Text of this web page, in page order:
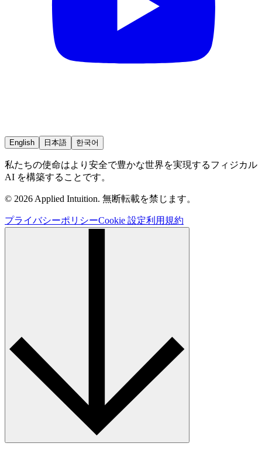
English 日本語 한국어
私たちの使命はより安全で豊かな世界を実現するフィジカル
AI を構築することです。
© 2026 Applied Intuition. 無断転載を禁じます。
プライバシーポリシーCookie 設定利用規約